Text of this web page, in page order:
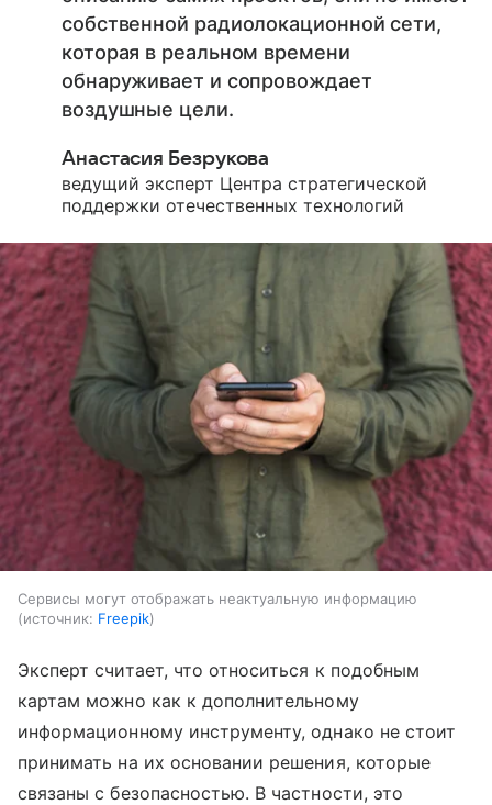
собственной радиолокационной сети,
которая в реальном времени
обнаруживает и сопровождает
воздушные цели.
Анастасия Безрукова
ведущий эксперт Центра стратегической
поддержки отечественных технологий
Сервисы могут отображать неактуальную информацию
источник: Freepik
Эксперт считает, что относиться к подобным
картам можно как к дополнительному
информационному инструменту, однако не стоит
принимать на их основании решения, которые
связаны с безопасностью. В частности, это